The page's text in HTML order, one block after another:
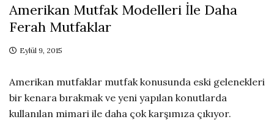
Amerikan Mutfak Modelleri İle Daha
Ferah Mutfaklar
Eylül 9, 2015
Amerikan mutfaklar mutfak konusunda eski gelenekleri
bir kenara bırakmak ve yeni yapılan konutlarda
kullanılan mimari ile daha çok karşımıza çıkıyor.